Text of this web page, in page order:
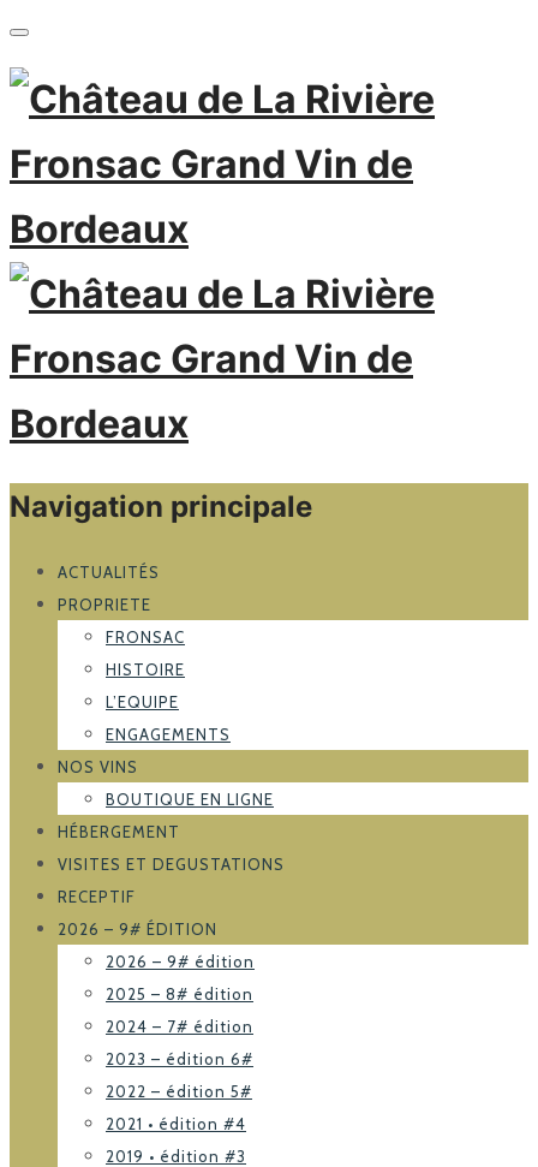
Navigation principale
ACTUALITÉS
PROPRIETE
FRONSAC
HISTOIRE
L’EQUIPE
ENGAGEMENTS
NOS VINS
BOUTIQUE EN LIGNE
HÉBERGEMENT
VISITES ET DEGUSTATIONS
RECEPTIF
2026 – 9# ÉDITION
2026 – 9# édition
2025 – 8# édition
2024 – 7# édition
2023 – édition 6#
2022 – édition 5#
2021 • édition #4
2019 • édition #3